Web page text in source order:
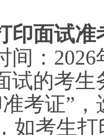
印面试准
间：
试的考生
考证”
如考生